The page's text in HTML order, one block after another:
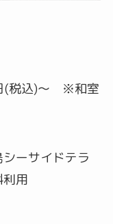
(税込)～ ※和室
ーサイドテラ
用